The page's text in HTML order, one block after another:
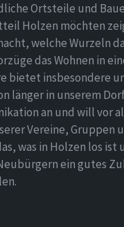
Ortsteile und
Holzen möchten
welche Wurzeln
das Wohnen in
bietet insbesondere
länger in unserem
an und will vor
Vereine, Gruppen
was in Holzen los ist
ein gutes